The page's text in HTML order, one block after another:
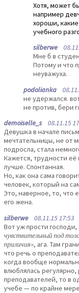
Хотя, может
например
хороши,
учебного
silberwe
Мне б в
Потому и что
неуважуха.
podolianka
не удержался.
не против, бери
demoiselle_s 08.11.15
Девушка в начале
мечтательницы, не от
подросла, стала
Кажется, трудности её
лучше. Спонтанная.
Но, как она сама
человек, который на
Это, наверное, то, что
его жена.
silberwe 08.11.15 17:53
Вот уж прости
чувствительный под
приличия», ага. Там
что речь о
когда вообще
влюблялась
преподавателей, то в
учебе — по крайне